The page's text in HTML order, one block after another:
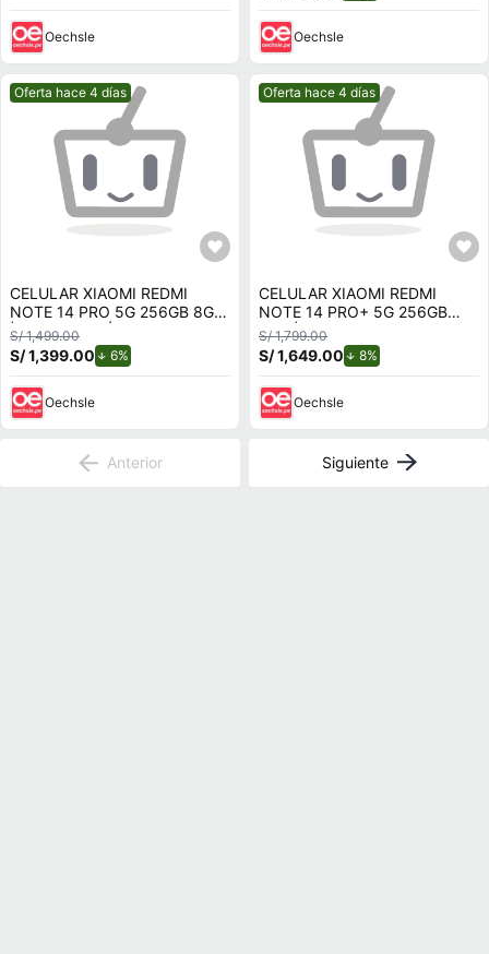
Oechsle Oechsle
Mejor precio.
Oferta hace 4 días
CELULAR XIAOMI REDMI
NOTE 14 PRO 5G 256GB 8GB
| LAVANDA PÚRPURA
S/ 1,499.00
S/ 1,399.00 6%
Oechsle
Mejor precio.
Oferta hace 4 días
CELULAR XIAOMI REDMI
NOTE 14 PRO+ 5G 256GB
8GB | AZUL ESCARCHA
S/ 1,799.00
S/ 1,649.00 8%
Oechsle
Anterior Siguiente